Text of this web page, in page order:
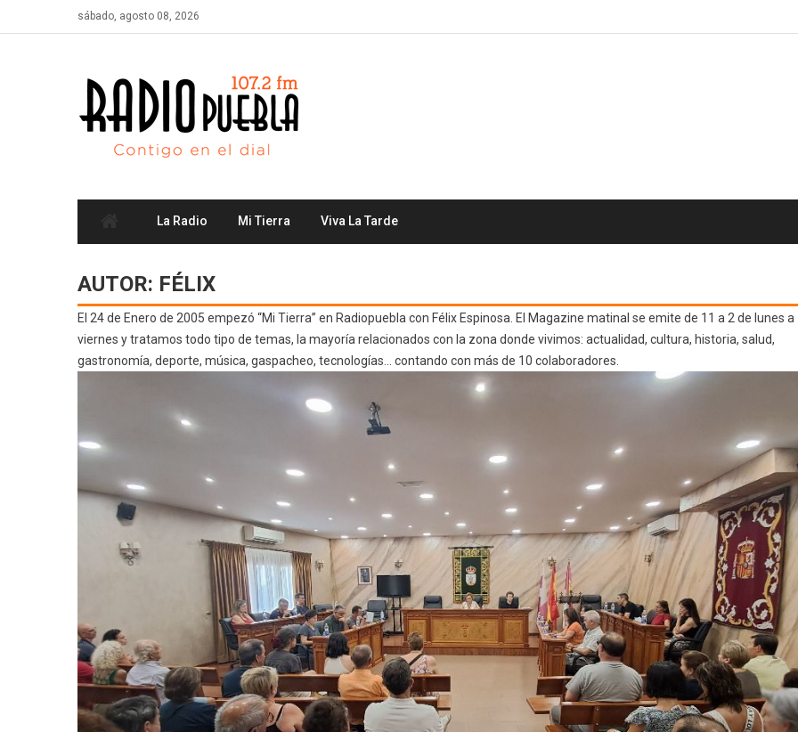
to
sábado, agosto 08, 2026
La Radio Mi Tierra Viva La Tarde
AUTOR: FÉLIX
El 24 de Enero de 2005 empezó “Mi Tierra” en Radiopuebla con Félix Espinosa. El Magazine matinal se emite de 11 a 2 de lunes a
viernes y tratamos todo tipo de temas, la mayoría relacionados con la zona donde vivimos: actualidad, cultura, historia, salud,
gastronomía, deporte, música, gaspacheo, tecnologías… contando con más de 10 colaboradores.